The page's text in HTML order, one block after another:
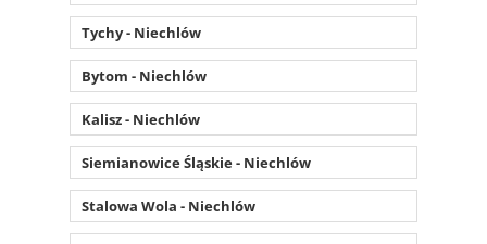
Tychy - Niechlów
Bytom - Niechlów
Kalisz - Niechlów
Siemianowice Śląskie - Niechlów
Stalowa Wola - Niechlów